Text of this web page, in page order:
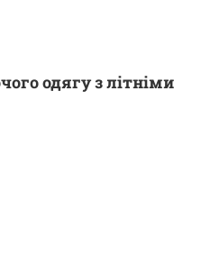
одягу з літніми